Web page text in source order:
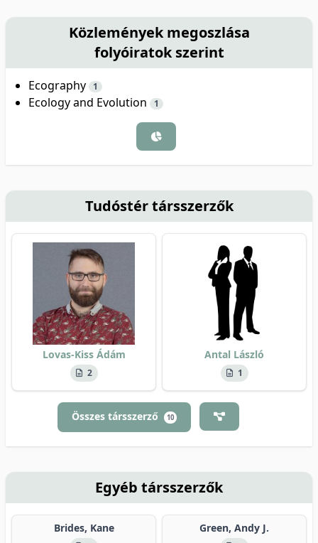
Közlemények megoszlása
folyóiratok szerint
Ecography 1
Ecology and Evolution 1
Tudóstér társszerzők
Lovas-Kiss Ádám
2
Antal László
1
Összes társszerző 10
Egyéb társszerzők
Brides, Kane Green, Andy J.